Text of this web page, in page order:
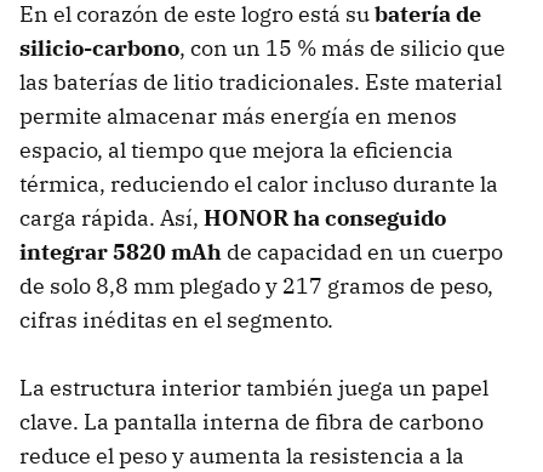
En el corazón de este logro está subatería de
silicio-carbono, con un 15 % más de silicio que
las baterías de litio tradicionales. Este material
permite almacenar más energía en menos
espacio, al tiempo que mejora la eficiencia
térmica, reduciendo el calor incluso durante la
carga rápida. Así, HONOR ha conseguido
integrar 5820 mAh de capacidad en un cuerpo
de solo 8,8 mm plegado y 217 gramos de peso,
cifras inéditas en el segmento.
La estructura interior también juega un papel
clave. La pantalla interna de fibra de carbono
reduce el peso y aumenta la resistencia a la